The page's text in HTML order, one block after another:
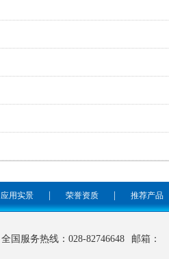
应用实景 荣誉资质 推荐产品
全国服务热线：028-82746648 邮箱：